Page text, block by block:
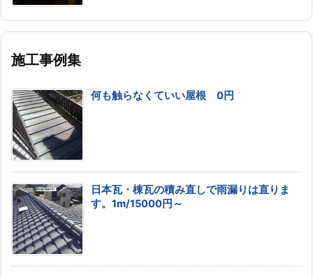
施工事例集
何も触らなくていい屋根 0円
日本瓦・棟瓦の積み直しで雨漏りは直りま
す。1m/15000円～